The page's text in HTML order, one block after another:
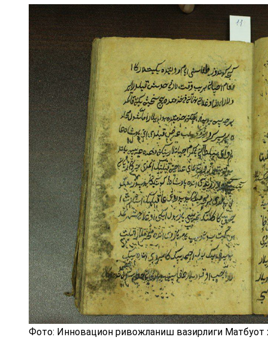
Фото: Инновацион ривожланиш вазирлиги Матбуот